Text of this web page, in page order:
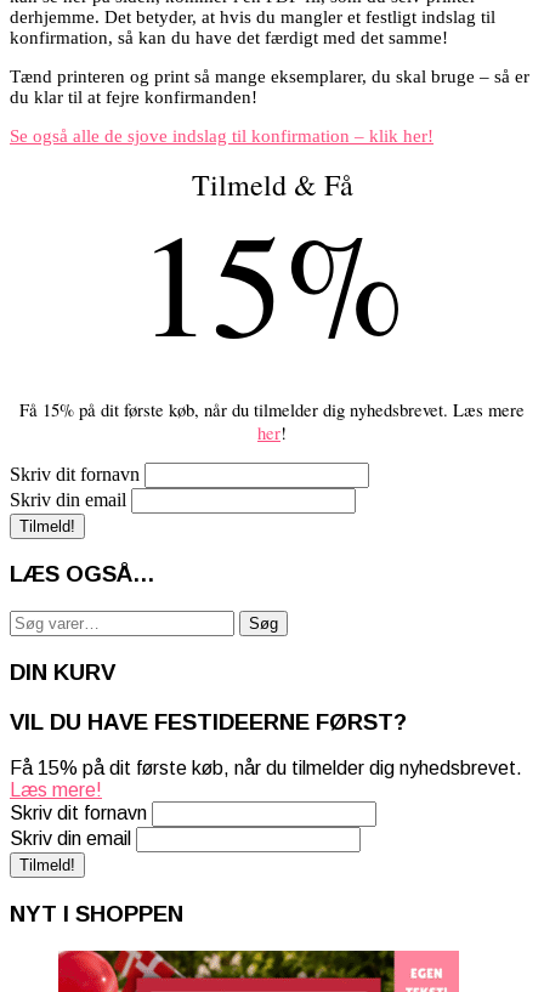
derhjemme. Det betyder, at hvis du mangler et festligt indslag til
konfirmation, så kan du have det færdigt med det samme!
Tænd printeren og print så mange eksemplarer, du skal bruge – så er
du klar til at fejre konfirmanden!
Se også alle de sjove indslag til konfirmation – klik her!
Tilmeld & Få
15%
Få 15% på dit første køb, når du tilmelder dig nyhedsbrevet. Læs mere
her!
Skriv dit fornavn
Skriv din email
LÆS OGSÅ…
Søg
efter:
Søg
DIN KURV
VIL DU HAVE FESTIDEERNE FØRST?
Få 15% på dit første køb, når du tilmelder dig nyhedsbrevet.
Læs mere!
Skriv dit fornavn
Skriv din email
NYT I SHOPPEN